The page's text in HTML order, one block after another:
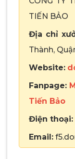
TIẾN BẢO
Địa chỉ
Thành,
Website:
Fanpage:
Tiến Bảo
Điện thoại:
Email: